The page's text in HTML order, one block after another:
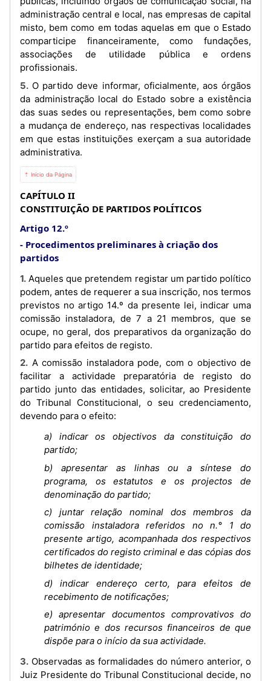
administração central e local, nas empresas de capital
misto, bem como em todas aquelas em que o Estado
comparticipe financeiramente, como fundações,
associações de utilidade pública e ordens
profissionais.
5. O partido deve informar, oficialmente, aos órgãos
da administração local do Estado sobre a existência
das suas sedes ou representações, bem como sobre
a mudança de endereço, nas respectivas localidades
em que estas instituições exerçam a sua autoridade
administrativa.
⇡ Início da Página
CAPÍTULO II
CONSTITUIÇÃO DE PARTIDOS POLÍTICOS
Artigo 12.º
Procedimentos preliminares à criação dos
partidos
1. Aqueles que pretendem registar um partido político
podem, antes de requerer a sua inscrição, nos termos
previstos no artigo 14.º da presente lei, indicar uma
comissão instaladora, de 7 a 21 membros, que se
ocupe, no geral, dos preparativos da organização do
partido para efeitos de registo.
2. A comissão instaladora pode, com o objectivo de
facilitar a actividade preparatória de registo do
partido junto das entidades, solicitar, ao Presidente
do Tribunal Constitucional, o seu credenciamento,
devendo para o efeito:
a) indicar os objectivos da constituição do
partido;
b) apresentar as linhas ou a síntese do
programa, os estatutos e os projectos de
denominação do partido;
c) juntar relação nominal dos membros da
comissão instaladora referidos no n.° 1 do
presente artigo, acompanhada dos respectivos
certificados do registo criminal e das cópias dos
bilhetes de identidade;
d) indicar endereço certo, para efeitos de
recebimento de notificações;
e) apresentar documentos comprovativos do
património e dos recursos financeiros de que
dispõe para o início da sua actividade.
3. Observadas as formalidades do número anterior, o
Juiz Presidente do Tribunal Constitucional decide, no